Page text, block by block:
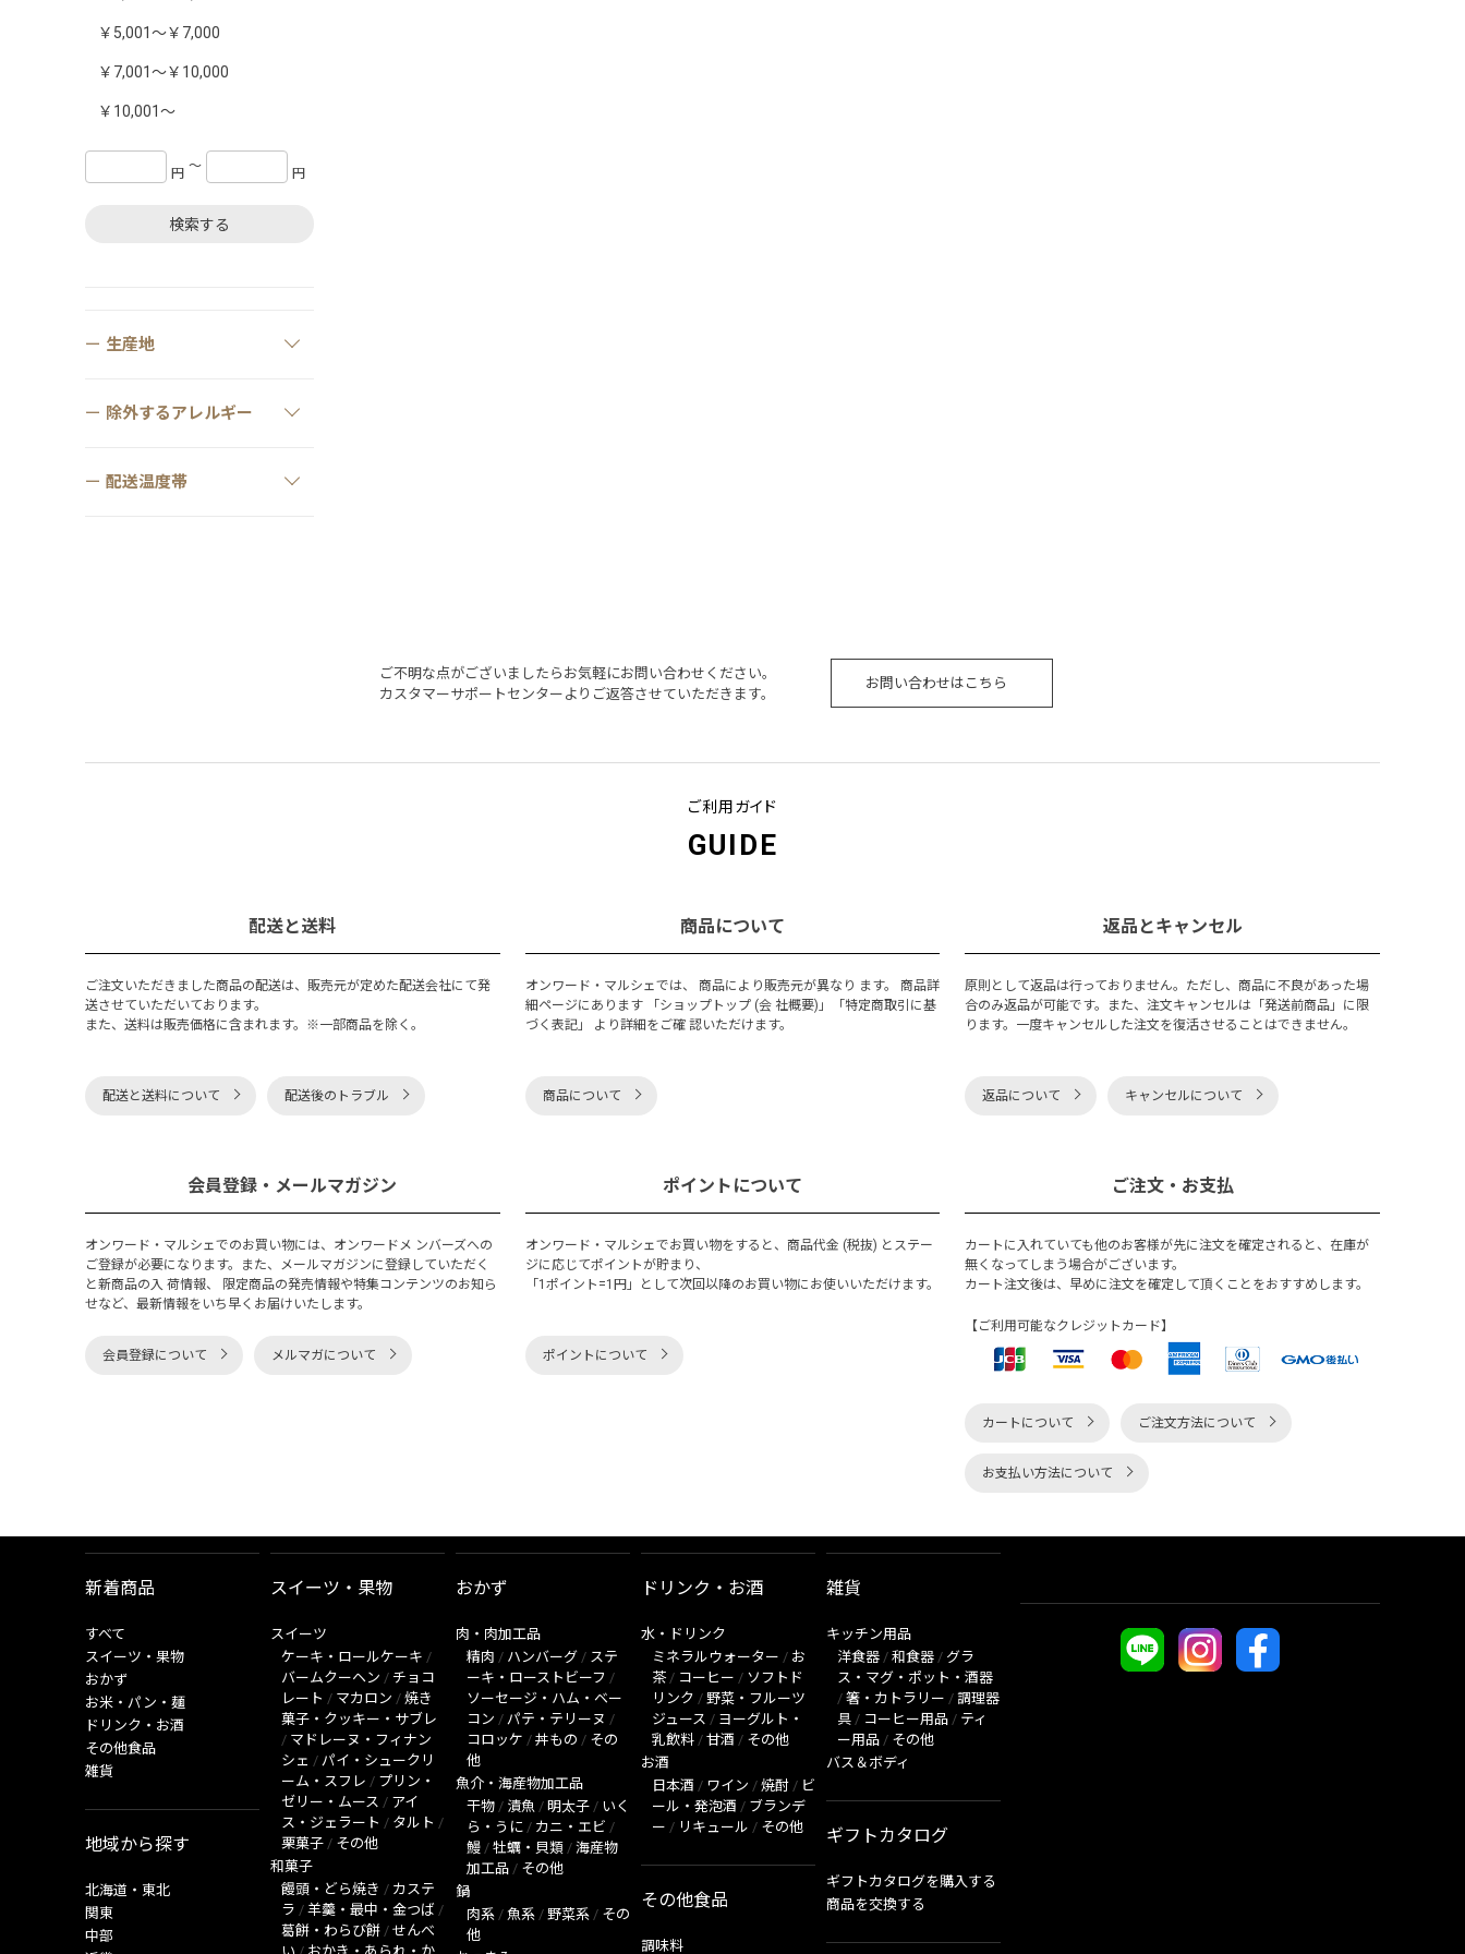
￥5,001～￥7,000
￥7,001～￥10,000
￥10,001～
円 〜 円
検索する
生産地
除外するアレルギー
配送温度帯
ご不明な点がございましたらお気軽にお問い合わせください。
カスタマーサポートセンターよりご返答させていただきます。
お問い合わせはこちら
ご利用ガイド
GUIDE
配送と送料
ご注文いただきました商品の配送は、販売元が定めた配送会社にて発
送させていただいております。
また、送料は販売価格に含まれます。※一部商品を除く。
配送と送料について 配送後のトラブル
商品について
オンワード・マルシェでは、 商品により販売元が異なり ます。 商品詳
細ページにあります 「ショップトップ (会 社概要)」「特定商取引に基
づく表記」 より詳細をご確 認いただけます。
商品について
返品とキャンセル
原則として返品は行っておりません。ただし、商品に不良があった場
合のみ返品が可能です。また、注文キャンセルは「発送前商品」に限
ります。一度キャンセルした注文を復活させることはできません。
返品について キャンセルについて
会員登録・メールマガジン
オンワード・マルシェでのお買い物には、オンワードメ ンバーズへの
ご登録が必要になります。また、メールマガジンに登録していただく
と新商品の入 荷情報、 限定商品の発売情報や特集コンテンツのお知ら
せなど、最新情報をいち早くお届けいたします。
会員登録について メルマガについて
ポイントについて
オンワード・マルシェでお買い物をすると、商品代金 (税抜) とステー
ジに応じてポイントが貯まり、
「1ポイント=1円」として次回以降のお買い物にお使いいただけます。
ポイントについて
ご注文・お支払
カートに入れていても他のお客様が先に注文を確定されると、在庫が
無くなってしまう場合がございます。
カート注文後は、早めに注文を確定して頂くことをおすすめします。
【ご利用可能なクレジットカード】
カートについて ご注文方法について
お支払い方法について
新着商品
すべて
スイーツ・果物
おかず
お米・パン・麺
ドリンク・お酒
その他食品
雑貨
地域から探す
北海道・東北
関東
中部
スイーツ・果物
スイーツ
ケーキ・ロールケーキ /
バームクーヘン / チョコ
レート / マカロン / 焼き
菓子・クッキー・サブレ
/ マドレーヌ・フィナン
シェ / パイ・シュークリ
ーム・スフレ / プリン・
ゼリー・ムース / アイ
ス・ジェラート / タルト /
栗菓子 / その他
和菓子
饅頭・どら焼き / カステ
ラ / 羊羹・最中・金つば /
葛餅・わらび餅 / せんべ
おかず
肉・肉加工品
精肉 / ハンバーグ / ステ
ーキ・ローストビーフ /
ソーセージ・ハム・ベー
コン / パテ・テリーヌ /
コロッケ / 丼もの / その
他
魚介・海産物加工品
干物 / 漬魚 / 明太子 / いく
ら・うに / カニ・エビ /
鰻 / 牡蠣・貝類 / 海産物
加工品 / その他
鍋
肉系 / 魚系 / 野菜系 / その
他
ドリンク・お酒
水・ドリンク
ミネラルウォーター / お
茶 / コーヒー / ソフトド
リンク / 野菜・フルーツ
ジュース / ヨーグルト・
乳飲料 / 甘酒 / その他
お酒
日本酒 / ワイン / 焼酎 / ビ
ール・発泡酒 / ブランデ
ー / リキュール / その他
その他食品
調味料
雑貨
キッチン用品
洋食器 / 和食器 / グラ
ス・マグ・ポット・酒器
/ 箸・カトラリー / 調理器
具 / コーヒー用品 / ティ
ー用品 / その他
バス＆ボディ
ギフトカタログ
ギフトカタログを購入する
商品を交換する